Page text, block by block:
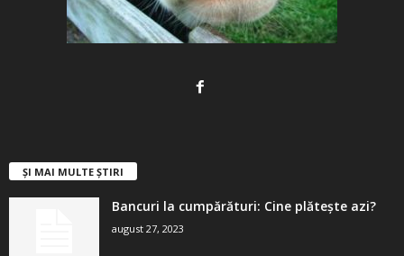
ȘI MAI MULTE ȘTIRI
Bancuri la cumpărături: Cine plătește azi?
august 27, 2023